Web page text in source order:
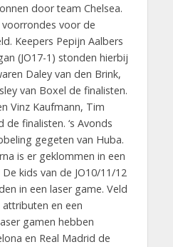
door team Chelsea.
voor de
Keepers Pepijn Aalbers
(JO17-1) stonden hierbij
Daley van den Brink,
van Boxel de finalisten.
Vinz Kaufmann, Tim
de finalisten. ‘s Avonds
gegeten van Huba.
is er geklommen in een
kids van de JO10/11/12
in een laser game. Veld
en een
gamen hebben
en Real Madrid de